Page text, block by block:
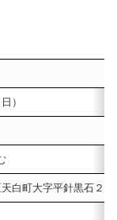
日）
天白町大字平針黒石２